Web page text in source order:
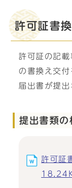
許可証書
許可証の記
の書換え交
届出書が提出
提出書類の
許可証